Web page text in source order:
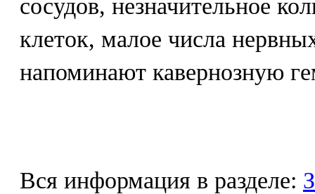
сосудов, незначительное
клеток, малое числа
напоминают кавернозную
Вся информация в разделе: